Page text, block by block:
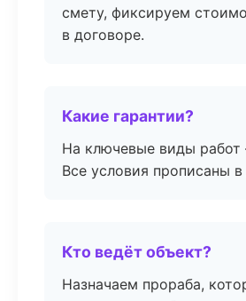
смету, фиксируем
в договоре.
Какие гарантии?
На ключевые виды
Все условия прописаны в
Кто ведёт объект?
Назначаем прораба,